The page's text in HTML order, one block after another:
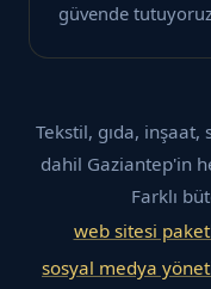
güvende
Tekstil, gıda,
dahil Gaziantep'in
Farklı
web sitesi
sosyal medya